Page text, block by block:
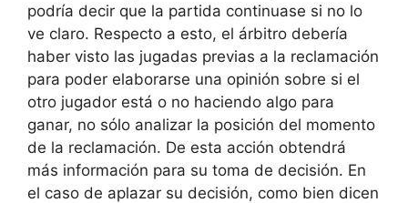
podría decir que la partida continuase si no lo
ve claro. Respecto a esto, el árbitro debería
haber visto las jugadas previas a la reclamación
para poder elaborarse una opinión sobre si el
otro jugador está o no haciendo algo para
ganar, no sólo analizar la posición del momento
de la reclamación. De esta acción obtendrá
más información para su toma de decisión. En
el caso de aplazar su decisión, como bien dicen